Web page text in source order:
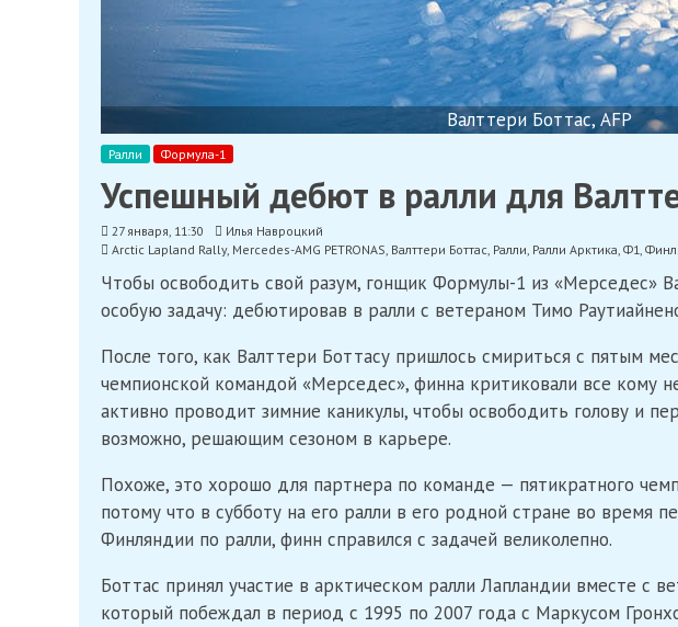
Валттери Боттас, AFP
Ралли Формула-1
Успешный дебют в ралли для
27 января, 11:30
Илья Навроцкий
Arctic Lapland Rally, Mercedes-AMG PETRONAS, Валттери Боттас, Ралли, Ралли Арктика, Ф1,
Чтобы освободить свой разум, гонщик Формулы-1 из «Мерседес»
особую задачу: дебютировав в ралли с ветераном Тимо
После того, как Валттери Боттасу пришлось смириться с пятым
чемпионской командой «Мерседес», финна критиковали все кому
активно проводит зимние каникулы, чтобы освободить голову и
возможно, решающим сезоном в карьере.
Похоже, это хорошо для партнера по команде — пятикратного
потому что в субботу на его ралли в его родной стране во время
Финляндии по ралли, финн справился с задачей великолепно.
Боттас принял участие в арктическом ралли Лапландии вместе с
который побеждал в период с 1995 по 2007 года с Маркусом